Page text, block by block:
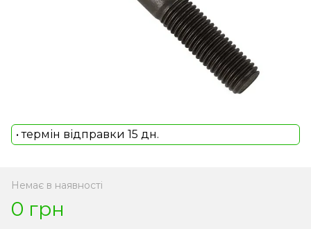
• термін відправки 15 дн.
Немає в наявності
0 грн